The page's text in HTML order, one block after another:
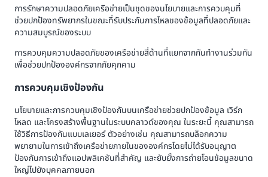
การรักษาความปลอดภัยเครือข่ายเป็นชุดของนโยบายและการควบคุมที่
ช่วยปกป้องทรัพยากรในขณะที่รับประกันการไหลของข้อมูลที่ปลอดภัยและ
ความสมบูรณ์ของระบบ
การควบคุมความปลอดภัยของเครือข่ายสี่ด้านที่แยกจากกันทำงานร่วมกัน
เพื่อช่วยปกป้ององค์กรจากภัยคุกคาม
การควบคุมเชิงป้องกัน
นโยบายและการควบคุมเชิงป้องกันบนเครือข่ายช่วยปกป้องข้อมูล เวิร์ก
โหลด และโครงสร้างพื้นฐานในระบบคลาวด์ของคุณ ในระยะนี้ คุณสามารถ
ใช้วิธีการป้องกันแบบเลเยอร์ ตัวอย่างเช่น คุณสามารถบล็อกความ
พยายามในการเข้าถึงเครือข่ายภายในขององค์กรโดยไม่ได้รับอนุญาต
ป้องกันการเข้าถึงแอปพลิเคชันที่สำคัญ และยับยั้งการถ่ายโอนข้อมูลขนาด
ใหญ่ไปยังบุคคลภายนอก